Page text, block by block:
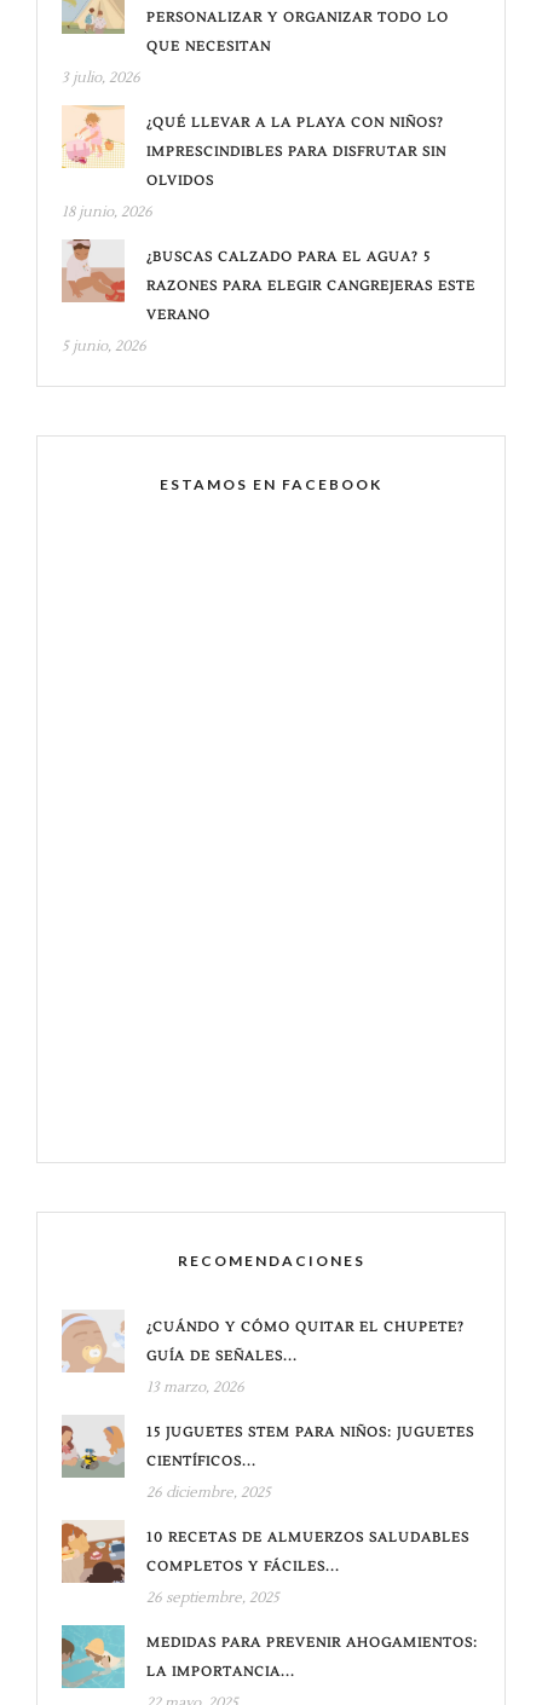
PERSONALIZAR Y ORGANIZAR TODO LO
QUE NECESITAN
3 julio, 2026
¿QUÉ LLEVAR A LA PLAYA CON NIÑOS?
IMPRESCINDIBLES PARA DISFRUTAR SIN
OLVIDOS
18 junio, 2026
¿BUSCAS CALZADO PARA EL AGUA? 5
RAZONES PARA ELEGIR CANGREJERAS ESTE
VERANO
5 junio, 2026
ESTAMOS EN FACEBOOK
RECOMENDACIONES
¿CUÁNDO Y CÓMO QUITAR EL CHUPETE?
GUÍA DE SEÑALES...
13 marzo, 2026
15 JUGUETES STEM PARA NIÑOS: JUGUETES
CIENTÍFICOS...
26 diciembre, 2025
10 RECETAS DE ALMUERZOS SALUDABLES
COMPLETOS Y FÁCILES...
26 septiembre, 2025
MEDIDAS PARA PREVENIR AHOGAMIENTOS:
LA IMPORTANCIA...